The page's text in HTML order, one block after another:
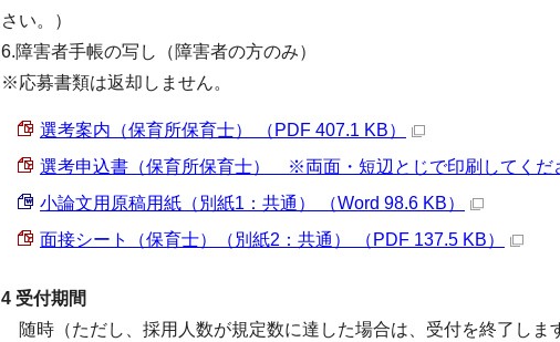
さい。）
6.障害者手帳の写し（障害者の方のみ）
※応募書類は返却しません。
選考案内（保育所保育士） （PDF 407.1 KB）
選考申込書（保育所保育士） ※両面・短辺とじで印刷してくだ
小論文用原稿用紙（別紙1：共通） （Word 98.6 KB）
面接シート（保育士）（別紙2：共通） （PDF 137.5 KB）
4 受付期間
随時（ただし、採用人数が規定数に達した場合は、受付を終了しま